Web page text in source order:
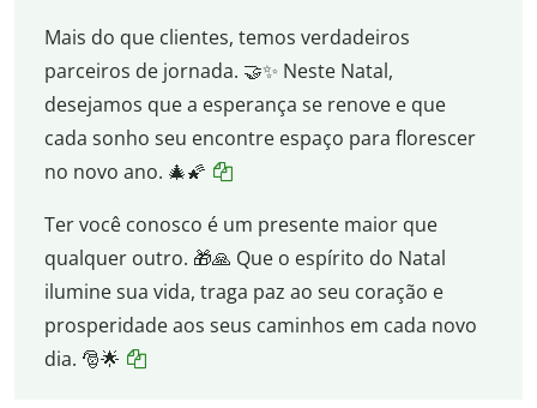
Mais do que clientes, temos verdadeiros
parceiros de jornada. 🤝✨ Neste Natal,
desejamos que a esperança se renove e que
cada sonho seu encontre espaço para florescer
no novo ano. 🎄🌠
Ter você conosco é um presente maior que
qualquer outro. 🎁🙏 Que o espírito do Natal
ilumine sua vida, traga paz ao seu coração e
prosperidade aos seus caminhos em cada novo
dia. 🎅🌟